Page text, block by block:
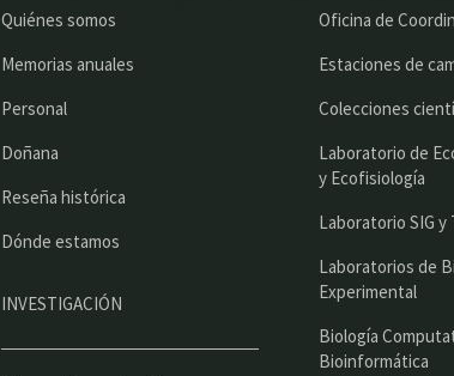
Quiénes somos
Memorias anuales
Personal
Doñana
Reseña histórica
Dónde estamos
INVESTIGACIÓN
Oficina de
Estaciones de
Colecciones
Laboratorio de
y Ecofisiología
Laboratorio SIG
Laboratorios de
Experimental
Biología
Bioinformática